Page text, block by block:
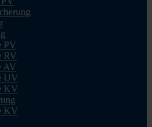
PV
RV
AV
UV
KV
KV